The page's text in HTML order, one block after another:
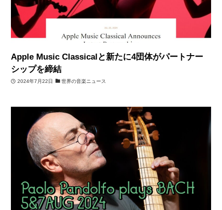
Apple Music Classicalと新たに4団体がパートナー
シップを締結
2024年7月22日 世界の音楽ニュース